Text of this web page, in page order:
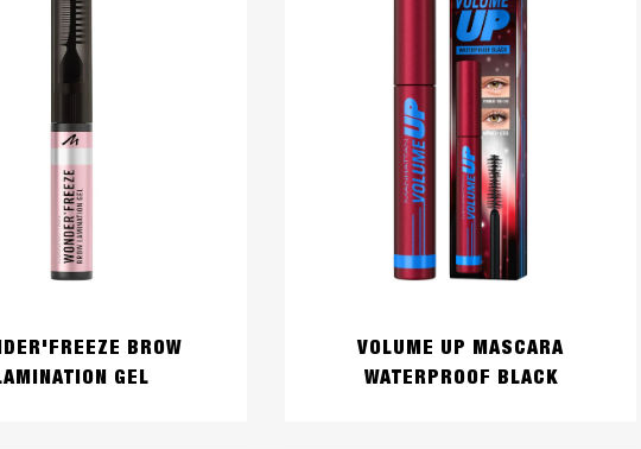
BROW
GEL
VOLUME UP MASCARA
WATERPROOF BLACK